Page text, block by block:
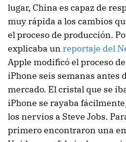
lugar, China es capaz de
muy rápida a los cambios
el proceso de producción.
explicaba un reportaje del
Apple modificó el proceso
iPhone seis semanas antes
mercado. El cristal que se
iPhone se rayaba
los nervios a Steve Jobs.
primero encontraron una